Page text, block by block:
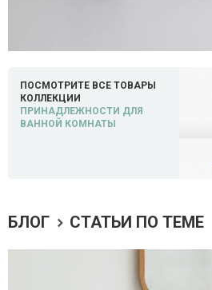
ПОСМОТРИТЕ ВСЕ ТОВАРЫ
КОЛЛЕКЦИИ
ПРИНАДЛЕЖНОСТИ ДЛЯ
ВАННОЙ КОМНАТЫ
БЛОГ СТАТЬИ ПО ТЕМЕ